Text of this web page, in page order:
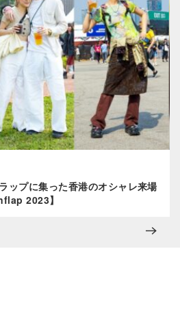
ップに集った香港のオシャレ来場
2023】